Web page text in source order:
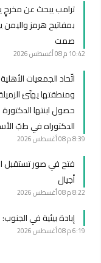
ترامب يبحث عن مخرجٍ
بمفاتيح هرمز
صمت
10:42 م 08 أغسطس 2026
اتّحاد الجمعيات
ومنطقتها يهنّئ
حصول ابنتها
الدكتوراه في طبّ
8:39 م 08 أغسطس 2026
فتح في صور تستقبل
أجيال
8:22 م 08 أغسطس 2026
إبادة بيئية في
6:19 م 08 أغسطس 2026